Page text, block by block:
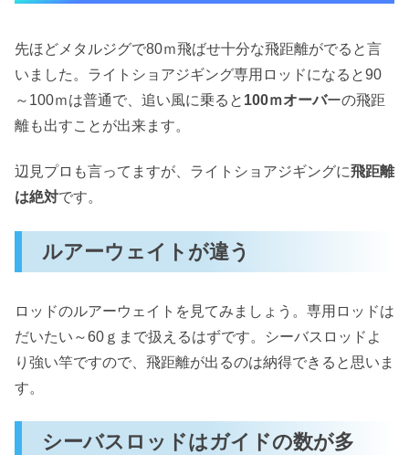
先ほどメタルジグで80ｍ飛ばせ十分な飛距離がでると言
いました。ライトショアジギング専用ロッドになると90
～100ｍは普通で、追い風に乗ると 100ｍオーバーの飛距
離も出すことが出来ます。
辺見プロも言ってますが、ライトショアジギングに飛距離
は絶対です。
ルアーウェイトが違う
ロッドのルアーウェイトを見てみましょう。専用ロッドは
だいたい～60ｇまで扱えるはずです。シーバスロッドよ
り強い竿ですので、飛距離が出るのは納得できると思いま
す。
シーバスロッドはガイドの数が多